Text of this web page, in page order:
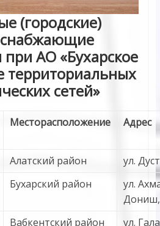
(городские)
АО «Бухарское
территориальных
сетей»
Месторасположение Адрес
Алатский район
ул.
Бухарский район
ул.
Вабкентский район ул.